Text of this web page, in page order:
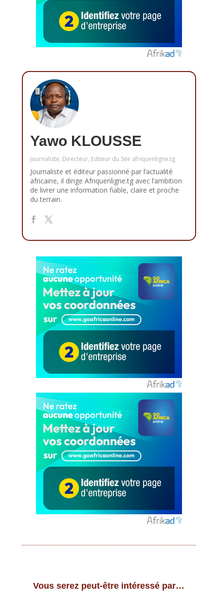
Yawo KLOUSSE
Journaliste, Directeur, Editeur du Site afriquenligne.tg
Journaliste et éditeur passionné par l’actualité
africaine, il dirige Afriquenligne.tg avec l’ambition
de livrer une information fiable, claire et proche
du terrain.
Vous serez peut-être intéressé par…